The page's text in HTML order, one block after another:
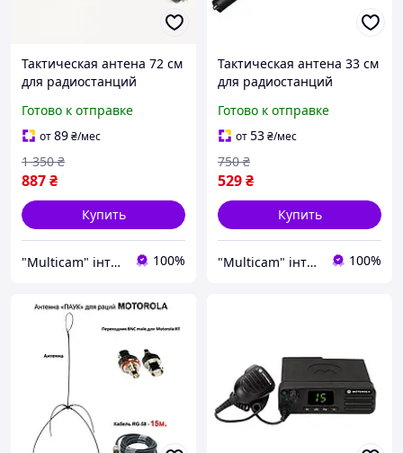
Тактическая антена 72 см
для радиостанций
DP4400 / DP4600 / DP
4800e / DP 4400e / DP
4600e
Готово к отправке
от89₴/мес
887₴
1 350 ₴
Купить
"Multicam" інтернет магазин 100%
Тактическая антена 33 см
для радиостанций
DP4400 / DP4600 / DP
4800e / DP 4400e / DP
4600e
Готово к отправке
от53₴/мес
529₴
750 ₴
Купить
"Multicam" інтернет магазин 100%